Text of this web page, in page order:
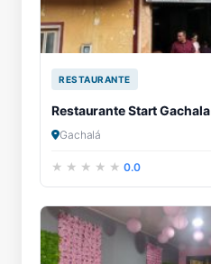
RESTAURANTE
Restaurante Start Gachala
Gachalá
0.0